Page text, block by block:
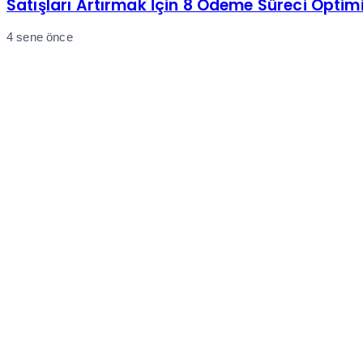
Satışları Artırmak İçin 8 Ödeme Süreci
4 sene önce